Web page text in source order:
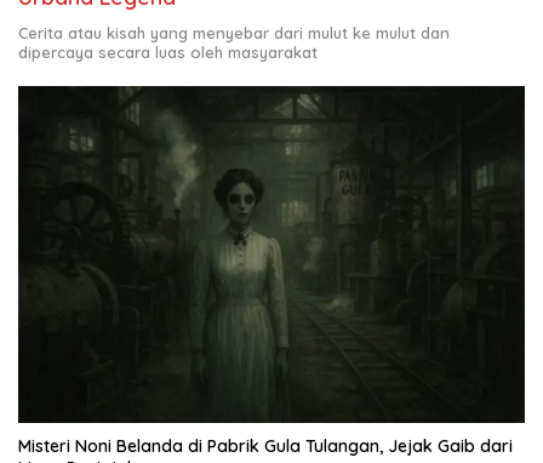
Cerita atau kisah yang menyebar dari mulut ke mulut dan
dipercaya secara luas oleh masyarakat
Misteri Noni Belanda di Pabrik Gula Tulangan, Jejak Gaib dari